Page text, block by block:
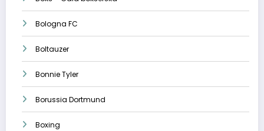
Bologna FC
Boltauzer
Bonnie Tyler
Borussia Dortmund
Boxing